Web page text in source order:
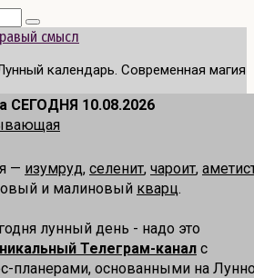
смысл
календарь. Современная магия
СЕГОДНЯ 10.08.2026
— изумруд, селенит, чароит,
и малиновый кварц.
лунный день - надо это
Телеграм-канал с
планерами, основанными на